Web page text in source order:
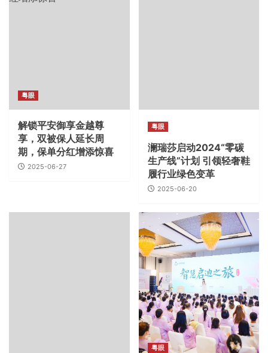
粤眼
解锁平安御享金越尊
享，双被保人延长周
期，保单分红增添惊喜
2025-06-27
粤眼
澜瑞莎启动2024“零碳
生产线”计划 引领轻奢鞋
履行业绿色变革
2025-06-20
粤眼